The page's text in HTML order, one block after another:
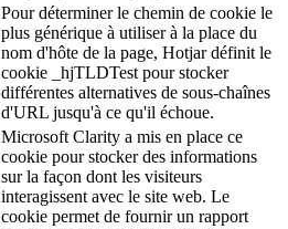
Pour déterminer le chemin de cookie le
plus générique à utiliser à la place du
nom d'hôte de la page, Hotjar définit le
cookie _hjTLDTest pour stocker
différentes alternatives de sous-chaînes
d'URL jusqu'à ce qu'il échoue.
Microsoft Clarity a mis en place ce
cookie pour stocker des informations
sur la façon dont les visiteurs
interagissent avec le site web. Le
cookie permet de fournir un rapport